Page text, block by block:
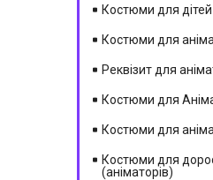
Костюми для дітей
Костюми для
Реквізит для
Костюми для
Костюми для
Костюми для
(аніматорів)